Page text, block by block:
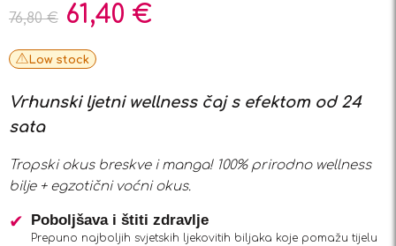
76,80€ 61,40 €
Low stock
Vrhunski ljetni wellness čaj s efektom od 24
sata
Tropski okus breskve i manga! 100% prirodno wellness
bilje + egzotični voćni okus.
Poboljšava i štiti zdravlje
Prepuno najboljih svjetskih ljekovitih biljaka koje pomažu tijelu